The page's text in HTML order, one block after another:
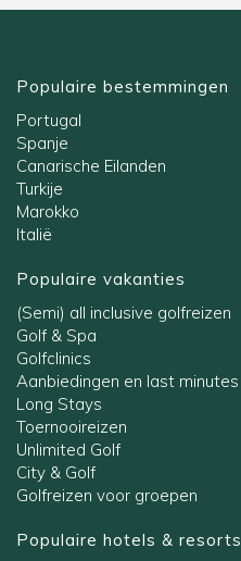
Populaire bestemmingen
Portugal
Spanje
Canarische Eilanden
Turkije
Marokko
Italië
Populaire vakanties
(Semi) all inclusive golfreizen
Golf & Spa
Golfclinics
Aanbiedingen en last minutes
Long Stays
Toernooireizen
Unlimited Golf
City & Golf
Golfreizen voor groepen
Populaire hotels & resorts